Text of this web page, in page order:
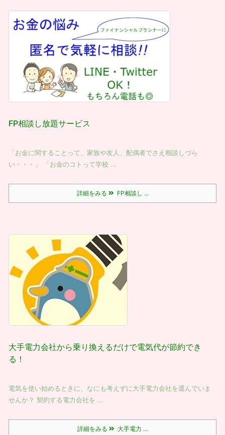
FP相談し放題サービス
「お金に関することって、家族や友人、配偶者でさえ相談しづら
い・・・」 「お金のコトって学校 ...
詳細をみる FP相談し ...
大手電力会社から乗り換えるだけで電気代が節約でき
る！
電気を使い始めるときに、なにも考えずに大手電力会社を選んでいま
せんか？ 契約する電力会社を ...
詳細をみる 大手電力 ...